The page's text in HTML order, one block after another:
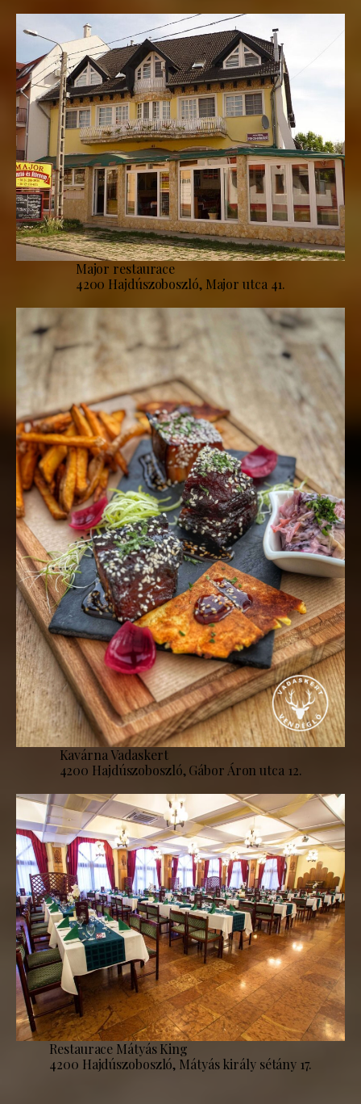
Major restaurace
4200 Hajdúszoboszló, Major utca 41.
Kavárna Vadaskert
4200 Hajdúszoboszló, Gábor Áron utca 12.
Restaurace Mátyás King
4200 Hajdúszoboszló, Mátyás király sétány 17.